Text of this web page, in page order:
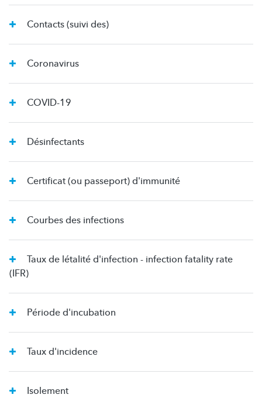
Contacts (suivi des)
Coronavirus
COVID-19
Désinfectants
Certificat (ou passeport) d'immunité
Courbes des infections
(IFR)
Période d'incubation
Taux d'incidence
Isolement